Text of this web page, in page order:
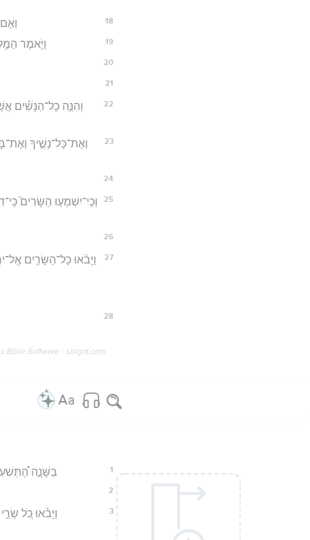
18
19 וַיֹּ֛אמֶר
20
21
22
וְהִנֵּ֣ה כָל־הַנָּשִׁ֗ים
23
וְאֶת־כָּל־נָשֶׁ֣יךָ
24
25
וְכִֽי־יִשְׁמְע֣וּ הַשָּׂרִים֮
26
27 וַיָּבֹ֨אוּ כָל־הַשָּׂרִ֤ים
28
Bible Software - sblgnt.com
1 בַּשָּׁנָ֣ה
2
3
וַיָּבֹ֗אוּ כֹּ֚ל